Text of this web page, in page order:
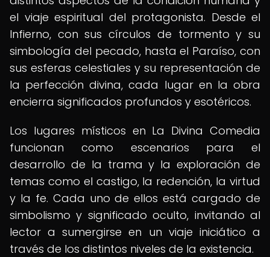
el viaje espiritual del protagonista. Desde el
Infierno, con sus círculos de tormento y su
simbología del pecado, hasta el Paraíso, con
sus esferas celestiales y su representación de
la perfección divina, cada lugar en la obra
encierra significados profundos y esotéricos.
Los lugares místicos en La Divina Comedia
funcionan como escenarios para el
desarrollo de la trama y la exploración de
temas como el castigo, la redención, la virtud
y la fe. Cada uno de ellos está cargado de
simbolismo y significado oculto, invitando al
lector a sumergirse en un viaje iniciático a
través de los distintos niveles de la existencia.